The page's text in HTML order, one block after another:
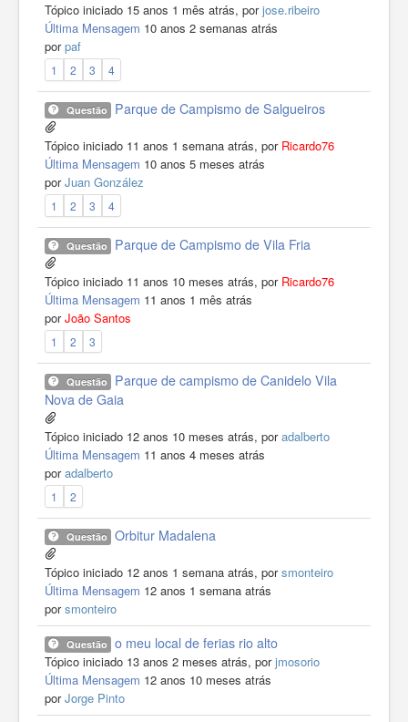
Tópico iniciado 15 anos 1 mês atrás, porjose.ribeiro
Última Mensagem 10 anos 2 semanas atrás
porpaf
1 2 3 4
Questão Parque de Campismo de Salgueiros
Tópico iniciado 11 anos 1 semana atrás, por Ricardo76
Última Mensagem 10 anos 5 meses atrás
porJuan González
1 2 3 4
Questão Parque de Campismo de Vila Fria
Tópico iniciado 11 anos 10 meses atrás, por Ricardo76
Última Mensagem 11 anos 1 mês atrás
porJoão Santos
1 2 3
Questão
Parque de campismo de Canidelo Vila
Nova de Gaia
Tópico iniciado 12 anos 10 meses atrás, poradalberto
Última Mensagem 11 anos 4 meses atrás
poradalberto
1 2
Questão Orbitur Madalena
Tópico iniciado 12 anos 1 semana atrás, porsmonteiro
Última Mensagem 12 anos 1 semana atrás
porsmonteiro
Questão o meu local de ferias rio alto
Tópico iniciado 13 anos 2 meses atrás, porjmosorio
Última Mensagem 12 anos 10 meses atrás
porJorge Pinto